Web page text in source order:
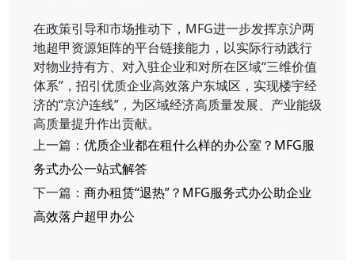
在政策引导和市场推动下，MFG进一步发挥京沪两
地超甲资源矩阵的平台链接能力，以实际行动践行
对物业持有方、对入驻企业和对所在区域“三维价值
体系”，招引优质企业高效落户东城区，实现楼宇经
济的“京沪连线”，为区域经济高质量发展、产业能级
高质量提升作出贡献。
上一篇： 优质企业都在租什么样的办公室？MFG服
务式办公一站式解答
下一篇： 商办租赁“退热”？MFG服务式办公助企业
高效落户超甲办公